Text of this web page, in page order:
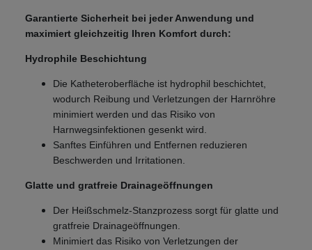
Garantierte Sicherheit bei jeder Anwendung und
maximiert gleichzeitig Ihren Komfort durch:
Hydrophile Beschichtung
Die Katheteroberfläche ist hydrophil beschichtet,
wodurch Reibung und Verletzungen der Harnröhre
minimiert werden und das Risiko von
Harnwegsinfektionen gesenkt wird.
Sanftes Einführen und Entfernen reduzieren
Beschwerden und Irritationen.
Glatte und gratfreie Drainageöffnungen
Der Heißschmelz-Stanzprozess sorgt für glatte und
gratfreie Drainageöffnungen.
Minimiert das Risiko von Verletzungen der